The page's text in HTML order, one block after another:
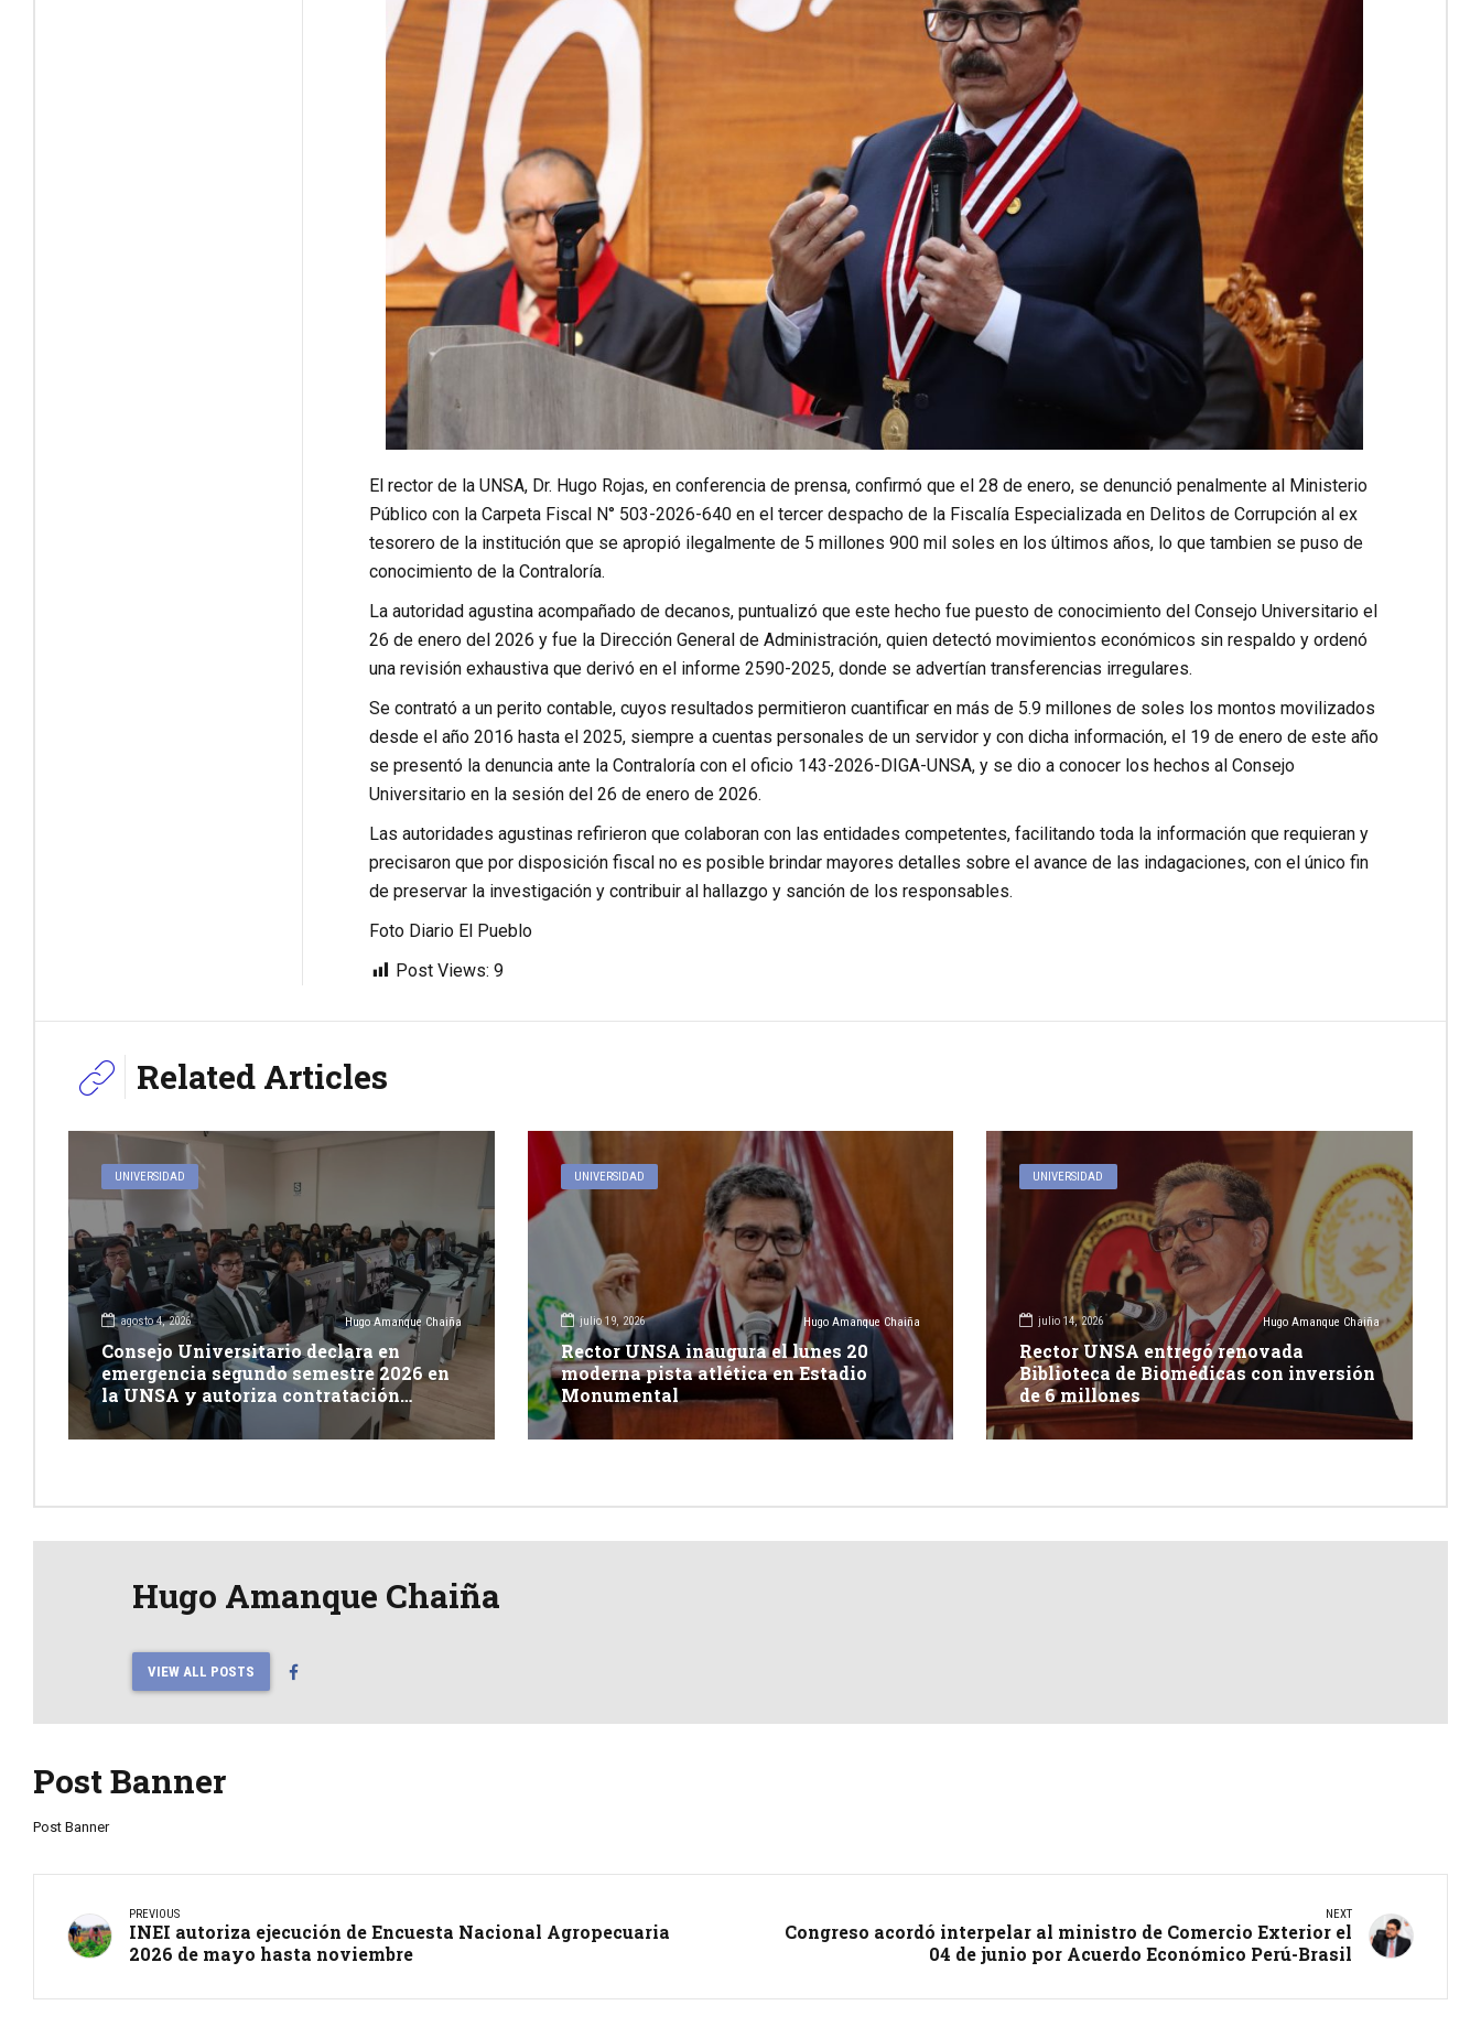
El rector de la UNSA, Dr. Hugo Rojas, en conferencia de prensa, confirmó que el 28 de enero, se denunció penalmente al Ministerio
Público con la Carpeta Fiscal N° 503-2026-640 en el tercer despacho de la Fiscalía Especializada en Delitos de Corrupción al ex
tesorero de la institución que se apropió ilegalmente de 5 millones 900 mil soles en los últimos años, lo que tambien se puso de
conocimiento de la Contraloría.
La autoridad agustina acompañado de decanos, puntualizó que este hecho fue puesto de conocimiento del Consejo Universitario el
26 de enero del 2026 y fue la Dirección General de Administración, quien detectó movimientos económicos sin respaldo y ordenó
una revisión exhaustiva que derivó en el informe 2590-2025, donde se advertían transferencias irregulares.
Se contrató a un perito contable, cuyos resultados permitieron cuantificar en más de 5.9 millones de soles los montos movilizados
desde el año 2016 hasta el 2025, siempre a cuentas personales de un servidor y con dicha información, el 19 de enero de este año
se presentó la denuncia ante la Contraloría con el oficio 143-2026-DIGA-UNSA, y se dio a conocer los hechos al Consejo
Universitario en la sesión del 26 de enero de 2026.
Las autoridades agustinas refirieron que colaboran con las entidades competentes, facilitando toda la información que requieran y
precisaron que por disposición fiscal no es posible brindar mayores detalles sobre el avance de las indagaciones, con el único fin
de preservar la investigación y contribuir al hallazgo y sanción de los responsables.
Foto Diario El Pueblo
Post Views: 9
Related Articles
UNIVERSIDAD
agosto 4, 2026 Hugo Amanque Chaiña
Consejo Universitario declara en
emergencia segundo semestre 2026 en
la UNSA y autoriza contratación
excepcional de docentes
UNIVERSIDAD
julio 19, 2026 Hugo Amanque Chaiña
Rector UNSA inaugura el lunes 20
moderna pista atlética en Estadio
Monumental
UNIVERSIDAD
julio 14, 2026 Hugo Amanque Chaiña
Rector UNSA entregó renovada
Biblioteca de Biomédicas con inversión
de 6 millones
Hugo Amanque Chaiña
VIEW ALL POSTS
Post Banner
Post Banner
PREVIOUS
INEI autoriza ejecución de Encuesta Nacional Agropecuaria
2026 de mayo hasta noviembre
NEXT
Congreso acordó interpelar al ministro de Comercio Exterior el
04 de junio por Acuerdo Económico Perú-Brasil